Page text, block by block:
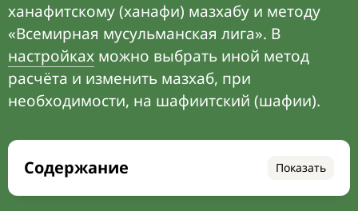
ханафитскому (ханафи) мазхабу и методу
«Всемирная мусульманская лига». В
настройках можно выбрать иной метод
расчёта и изменить мазхаб, при
необходимости, на шафиитский (шафии).
Содержание Показать
Время намаза на сегодня